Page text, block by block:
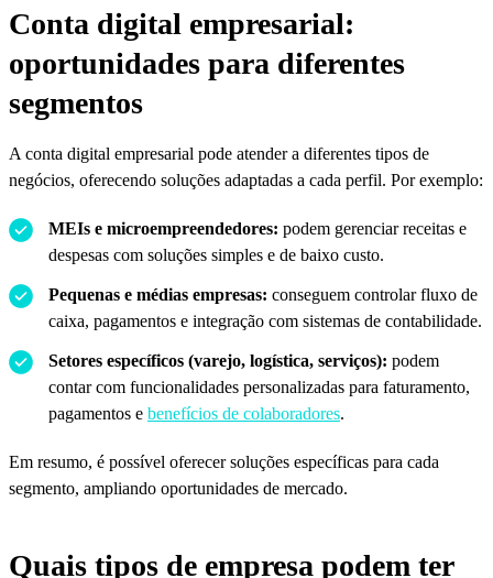
Conta digital empresarial:
oportunidades para diferentes
segmentos
A conta digital empresarial pode atender a diferentes tipos de
negócios, oferecendo soluções adaptadas a cada perfil. Por exemplo:
MEIs e microempreendedores: podem gerenciar receitas e
despesas com soluções simples e de baixo custo.
Pequenas e médias empresas: conseguem controlar fluxo de
caixa, pagamentos e integração com sistemas de contabilidade.
Setores específicos (varejo, logística, serviços): podem
contar com funcionalidades personalizadas para faturamento,
pagamentos e benefícios de colaboradores.
Em resumo, é possível oferecer soluções específicas para cada
segmento, ampliando oportunidades de mercado.
Quais tipos de empresa podem ter